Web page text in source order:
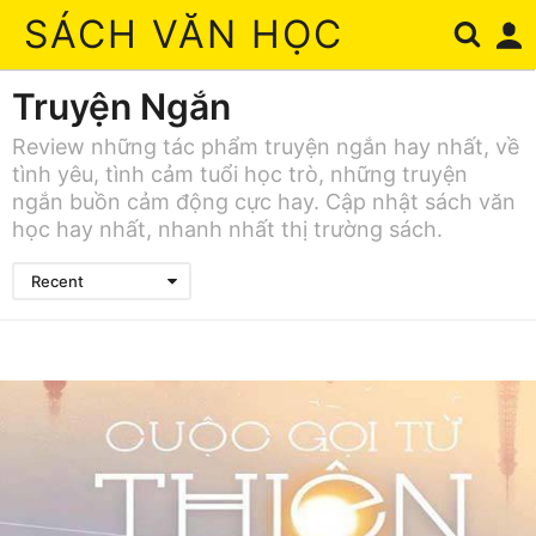
SÁCH VĂN HỌC
Truyện Ngắn
Review những tác phẩm truyện ngắn hay nhất, về
tình yêu, tình cảm tuổi học trò, những truyện
ngắn buồn cảm động cực hay. Cập nhật sách văn
học hay nhất, nhanh nhất thị trường sách.
Recent